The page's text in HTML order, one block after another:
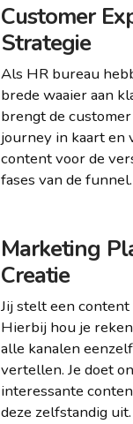
Customer
Strategie
Als HR bureau
brede waaier aan
brengt de
journey in kaart en
content voor de
fases van de funnel.
Marketing
Creatie
Jij stelt een content
Hierbij hou je
alle kanalen
vertellen. Je doet
interessante
deze zelfstandig uit.